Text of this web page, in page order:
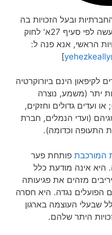
ובעל הזכויות בה
לא אותר. לכן, השימוש נעשה לפי סעיף 27א' לחוק
הראשי, אנא פנה ל:
]
לקיפאון הינם ביורוקרטיה
יתר (משמע, נוצרה
ועדים גדולים וחזקים,
(ועדי הנמלים, חברת
התעופה וכדומה).
המורכבת פותחת פער
היא אינה מודעת כלל
מזהים את פגיעותה
הפועלים נגדה. היא חסרה
שבעלי העוצמה בארגון
היתר שלהם.